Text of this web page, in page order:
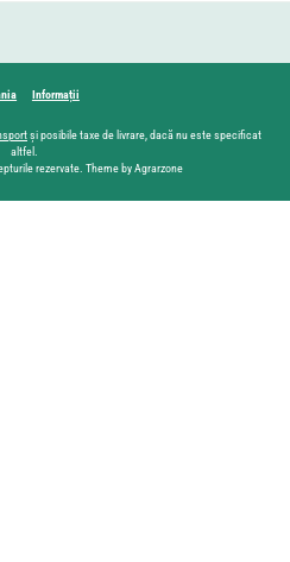
Informații
și posibile taxe de livrare, dacă nu este specificat
altfel.
rezervate. Theme by Agrarzone